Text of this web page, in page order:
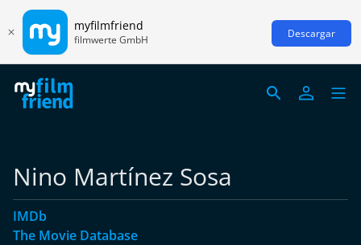
myfilmfriend
filmwerte GmbH Descargar
Nino Martínez Sosa
IMDb
The Movie Database